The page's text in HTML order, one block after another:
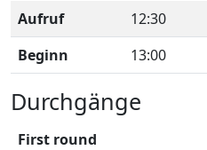
Aufruf
12:30
Beginn
13:00
Durchgänge
First round